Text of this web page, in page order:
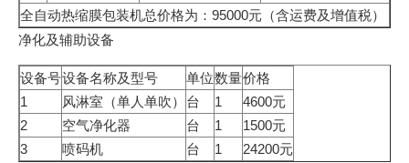
全自动热缩膜包装机总价格为：95000元（含运费及增值税）
净化及辅助设备
设备号设备名称及型号 单位数量价格
1
风淋室（单人单吹） 台 1
4600元
2
空气净化器 台 1
1500元
3
喷码机 台 1 24200元